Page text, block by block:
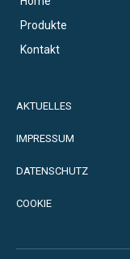
Produkte
Kontakt
AKTUELLES
IMPRESSUM
DATENSCHUTZ
COOKIE